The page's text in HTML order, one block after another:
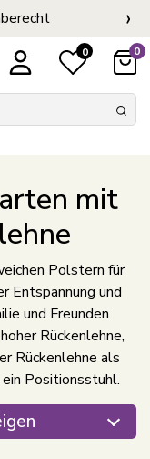
›
0 0
mit
Polstern für
Entspannung und
und Freunden
Rückenlehne,
Rückenlehne als
Positionsstuhl.